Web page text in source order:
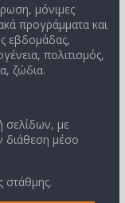
μόνιμες
προγράμματα και
εβδομάδας,
πολιτισμός,
ζώδια.
σελίδων, με
διάθεση μέσο
στάθμης.